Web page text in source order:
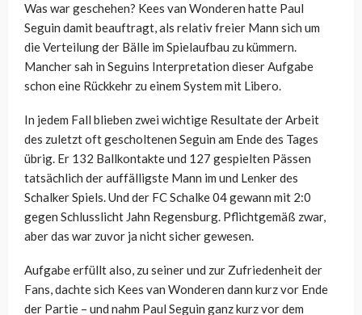
Was war geschehen? Kees van Wonderen hatte Paul
Seguin damit beauftragt, als relativ freier Mann sich um
die Verteilung der Bälle im Spielaufbau zu kümmern.
Mancher sah in Seguins Interpretation dieser Aufgabe
schon eine Rückkehr zu einem System mit Libero.
In jedem Fall blieben zwei wichtige Resultate der Arbeit
des zuletzt oft gescholtenen Seguin am Ende des Tages
übrig. Er 132 Ballkontakte und 127 gespielten Pässen
tatsächlich der auffälligste Mann im und Lenker des
Schalker Spiels. Und der FC Schalke 04 gewann mit 2:0
gegen Schlusslicht Jahn Regensburg. Pflichtgemäß zwar,
aber das war zuvor ja nicht sicher gewesen.
Aufgabe erfüllt also, zu seiner und zur Zufriedenheit der
Fans, dachte sich Kees van Wonderen dann kurz vor Ende
der Partie – und nahm Paul Seguin ganz kurz vor dem